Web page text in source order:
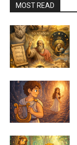
MOST READ